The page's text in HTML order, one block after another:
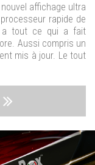
affichage ultra
rapide de
a tout ce qui a fait
Aussi compris un
mis à jour. Le tout